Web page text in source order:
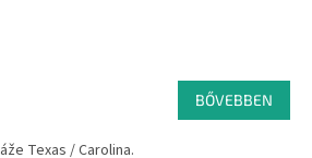
BŐVEBBEN
Texas / Carolina.